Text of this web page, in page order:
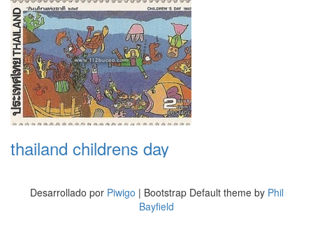
thailand childrens day
Desarrollado por Piwigo | Bootstrap Default theme by Phil
Bayfield